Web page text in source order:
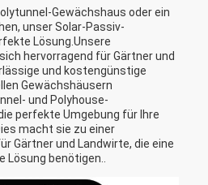
Gewächshaus oder ein
unser Solar-Passiv-
Lösung.Unsere
hervorragend für Gärtner und
und kostengünstige
Gewächshäusern
und Polyhouse-
perfekte Umgebung für Ihre
macht sie zu einer
Gärtner und Landwirte, die eine
benötigen..